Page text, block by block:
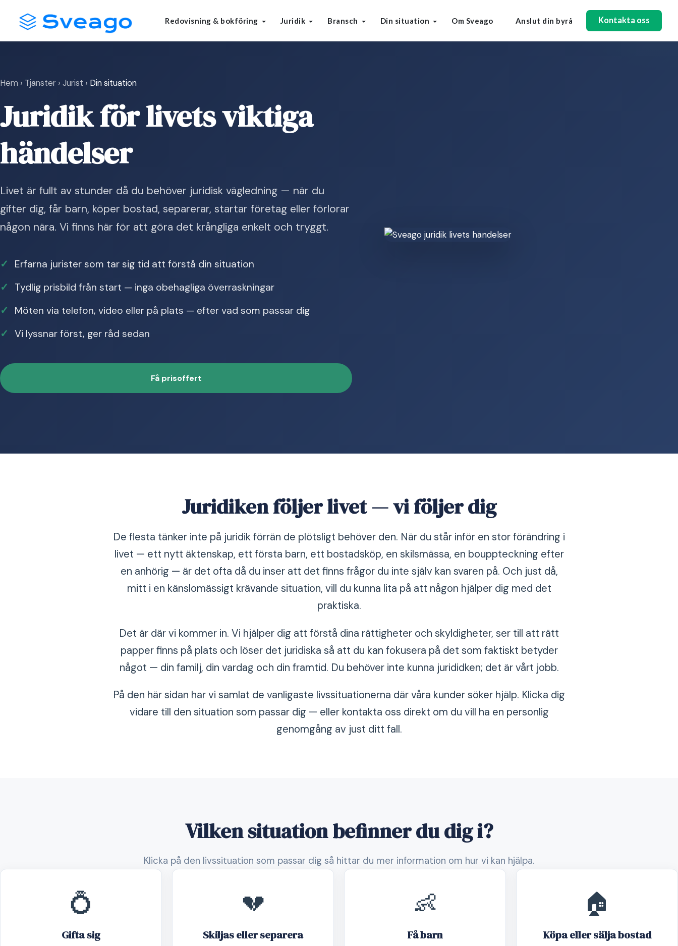
Redovisning & bokföring Juridik Bransch Din situation Om Sveago Anslut din byrå Kontakta oss
Hem › Tjänster › Jurist › Din situation
Juridik för livets viktiga
händelser
Livet är fullt av stunder då du behöver juridisk vägledning — när du
gifter dig, får barn, köper bostad, separerar, startar företag eller förlorar
någon nära. Vi finns här för att göra det krångliga enkelt och tryggt.
Erfarna jurister som tar sig tid att förstå din situation
Tydlig prisbild från start — inga obehagliga överraskningar
Möten via telefon, video eller på plats — efter vad som passar dig
Vi lyssnar först, ger råd sedan
Få prisoffert
Juridiken följer livet — vi följer dig
De flesta tänker inte på juridik förrän de plötsligt behöver den. När du står inför en stor förändring i
livet — ett nytt äktenskap, ett första barn, ett bostadsköp, en skilsmässa, en bouppteckning efter
en anhörig — är det ofta då du inser att det finns frågor du inte själv kan svaren på. Och just då,
mitt i en känslomässigt krävande situation, vill du kunna lita på att någon hjälper dig med det
praktiska.
Det är där vi kommer in. Vi hjälper dig att förstå dina rättigheter och skyldigheter, ser till att rätt
papper finns på plats och löser det juridiska så att du kan fokusera på det som faktiskt betyder
något — din familj, din vardag och din framtid. Du behöver inte kunna jurididken; det är vårt jobb.
På den här sidan har vi samlat de vanligaste livssituationerna där våra kunder söker hjälp. Klicka dig
vidare till den situation som passar dig — eller kontakta oss direkt om du vill ha en personlig
genomgång av just ditt fall.
Vilken situation befinner du dig i?
Klicka på den livssituation som passar dig så hittar du mer information om hur vi kan hjälpa.
💍
Gifta sig
💔
Skiljas eller separera
👶
Få barn
🏠
Köpa eller sälja bostad